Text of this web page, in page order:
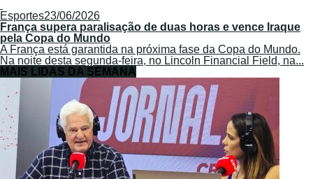
Esportes23/06/2026
França supera paralisação de duas horas e vence Iraque
pela Copa do Mundo
A França está garantida na próxima fase da Copa do Mundo.
Na noite desta segunda-feira, no Lincoln Financial Field, na...
MAIS LIDAS DA SEMANA